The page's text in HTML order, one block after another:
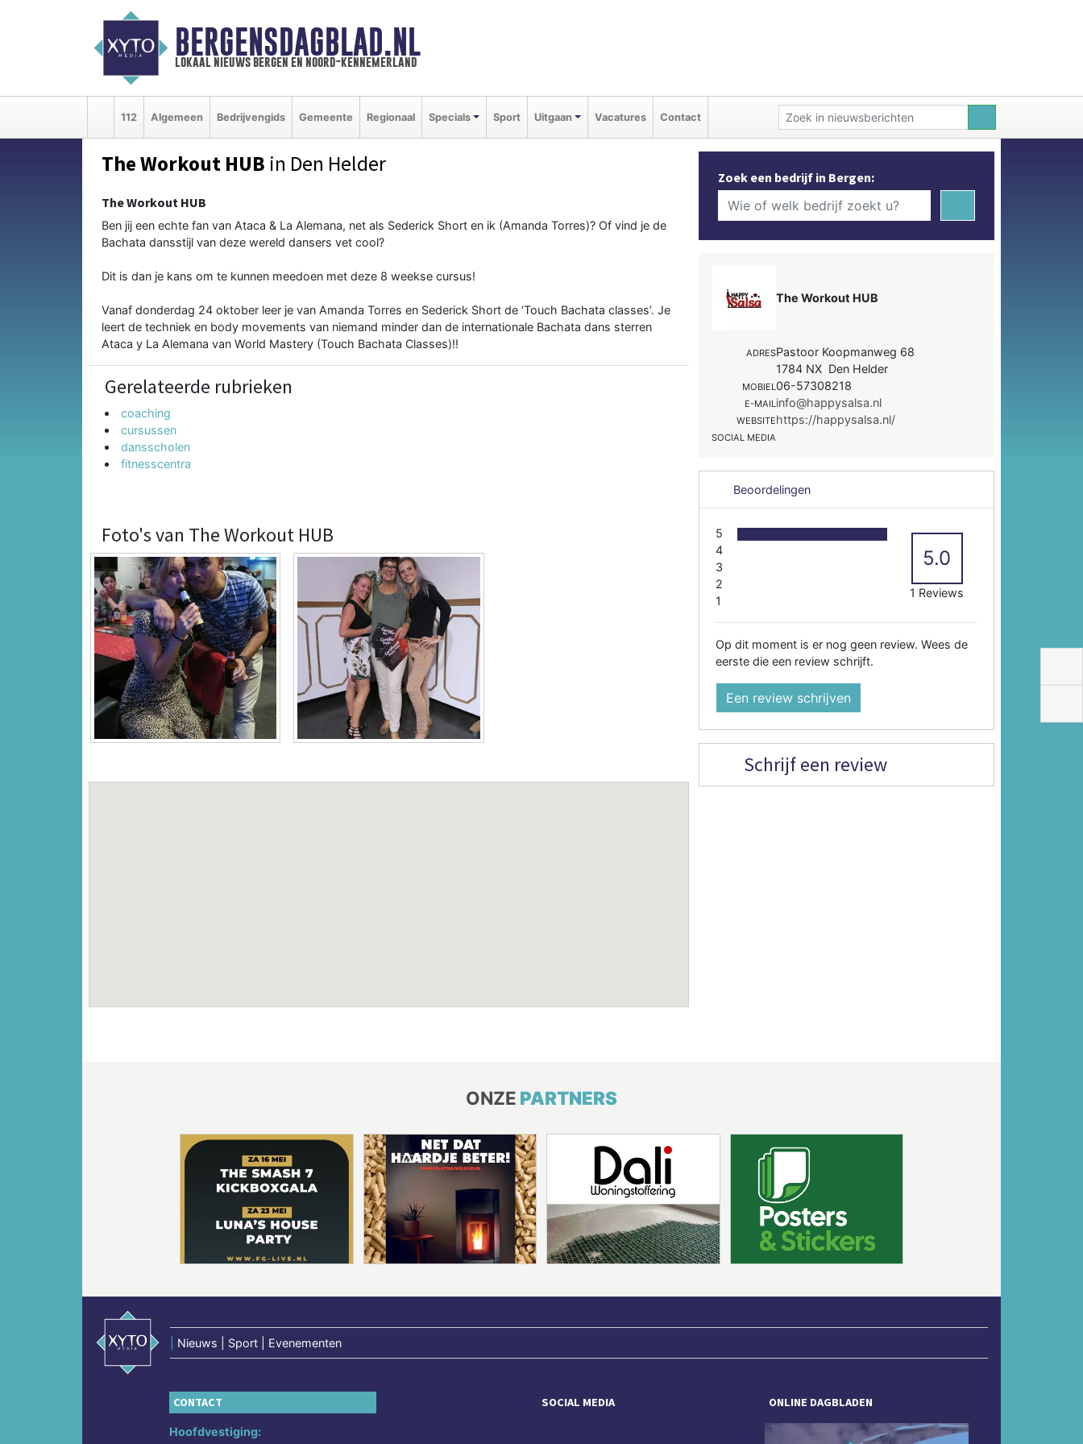
BERGENSDAGBLAD.NL
lokaal nieuws bergen en noord-kennemerland
112 Algemeen Bedrijvengids Gemeente Regionaal Specials Sport Uitgaan Vacatures Contact
The Workout HUB in Den Helder
The Workout HUB
Ben jij een echte fan van Ataca & La Alemana, net als Sederick Short en ik (Amanda Torres)? Of vind je de
Bachata dansstijl van deze wereld dansers vet cool?
Dit is dan je kans om te kunnen meedoen met deze 8 weekse cursus!
Vanaf donderdag 24 oktober leer je van Amanda Torres en Sederick Short de ‘Touch Bachata classes’. Je
leert de techniek en body movements van niemand minder dan de internationale Bachata dans sterren
Ataca y La Alemana van World Mastery (Touch Bachata Classes)‼
Gerelateerde rubrieken
coaching
cursussen
dansscholen
fitnesscentra
Foto's van The Workout HUB
Zoek een bedrijf in Bergen:
The Workout HUB
ADRESPastoor Koopmanweg 68
1784 NX Den Helder
MOBIEL06-57308218
E-MAILinfo@happysalsa.nl
WEBSITEhttps://happysalsa.nl/
SOCIAL MEDIA
Beoordelingen
5
4
3
2
1
5.0
1 Reviews
Op dit moment is er nog geen review. Wees de
eerste die een review schrijft.
Een review schrijven
Schrijf een review
ONZE PARTNERS
Nieuws | Sport | Evenementen
CONTACT
Hoofdvestiging:
SOCIAL MEDIA ONLINE DAGBLADEN